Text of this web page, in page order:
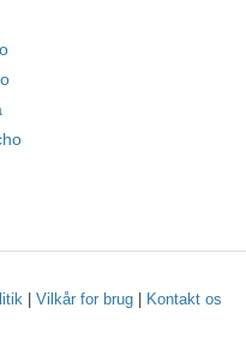
| Vilkår for brug| Kontakt os